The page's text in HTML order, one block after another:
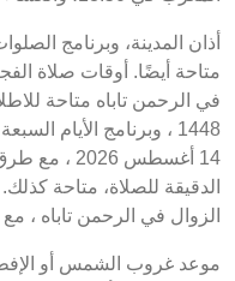
أذان المدينة، وبرنامج
متاحة أيضًا. أوقات صلاة
14 أغسطس
الدقيقة للصلاة، متاحة
الزوال في الرحمن تاباه ، مع